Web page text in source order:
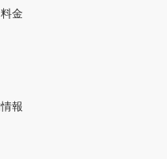
金
報